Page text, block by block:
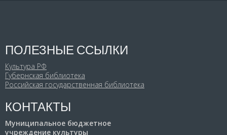
ПОЛЕЗНЫЕ ССЫЛКИ
Культура РФ
Губернская библиотека
Российская государственная библиотека
КОНТАКТЫ
Муниципальное бюджетное
учреждение культуры